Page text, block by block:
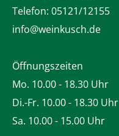
Telefon: 05121/12155
info@weinkusch.de
Öffnungszeiten
Mo. 10.00 - 18.30 Uhr
Di.-Fr. 10.00 - 18.30 Uhr
Sa. 10.00 - 15.00 Uhr